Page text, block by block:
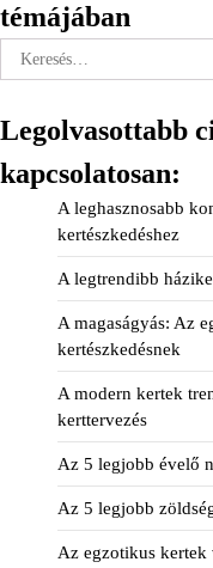
témájában
Keresés:
Legolvasottabb
kapcsolatosan:
A leghasznosabb
kertészkedéshez
A legtrendibb
A magaságyás: Az
kertészkedésnek
A modern kertek
kerttervezés
Az 5 legjobb évelő
Az 5 legjobb
Az egzotikus kertek